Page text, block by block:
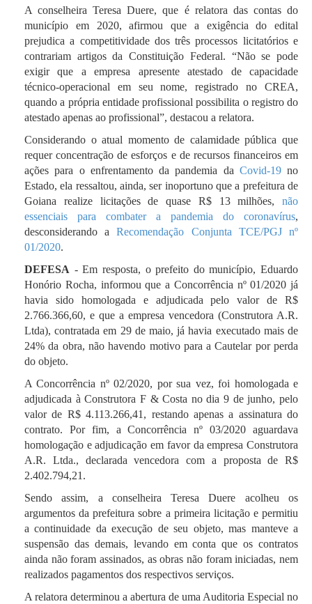
A conselheira Teresa Duere, que é relatora das contas do
município em 2020, afirmou que a exigência do edital
prejudica a competitividade dos três processos licitatórios e
contrariam artigos da Constituição Federal. “Não se pode
exigir que a empresa apresente atestado de capacidade
técnico-operacional em seu nome, registrado no CREA,
quando a própria entidade profissional possibilita o registro do
atestado apenas ao profissional”, destacou a relatora.
Considerando o atual momento de calamidade pública que
requer concentração de esforços e de recursos financeiros em
ações para o enfrentamento da pandemia da Covid-19no
Estado, ela ressaltou, ainda, ser inoportuno que a prefeitura de
Goiana realize licitações de quase R$ 13 milhões, não
essenciais para combater a pandemia do coronavírus,
desconsiderando aRecomendação Conjunta TCE/PGJ nº
01/2020.
DEFESA - Em resposta, o prefeito do município, Eduardo
Honório Rocha, informou que a Concorrência nº 01/2020 já
havia sido homologada e adjudicada pelo valor de R$
2.766.366,60, e que a empresa vencedora (Construtora A.R.
Ltda), contratada em 29 de maio, já havia executado mais de
24% da obra, não havendo motivo para a Cautelar por perda
do objeto.
A Concorrência nº 02/2020, por sua vez, foi homologada e
adjudicada à Construtora F & Costa no dia 9 de junho, pelo
valor de R$ 4.113.266,41, restando apenas a assinatura do
contrato. Por fim, a Concorrência nº 03/2020 aguardava
homologação e adjudicação em favor da empresa Construtora
A.R. Ltda., declarada vencedora com a proposta de R$
2.402.794,21.
Sendo assim, a conselheira Teresa Duere acolheu os
argumentos da prefeitura sobre a primeira licitação e permitiu
a continuidade da execução de seu objeto, mas manteve a
suspensão das demais, levando em conta que os contratos
ainda não foram assinados, as obras não foram iniciadas, nem
realizados pagamentos dos respectivos serviços.
A relatora determinou a abertura de uma Auditoria Especial no